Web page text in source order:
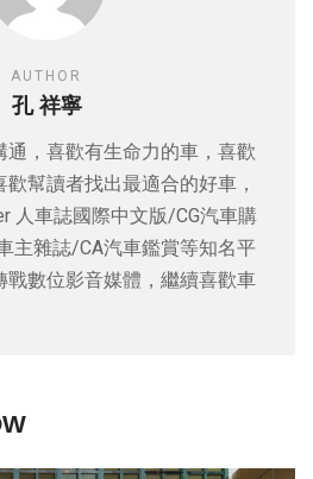
AUTHOR
孔 祥寧
通，喜歡有生命力的車，喜歡
幫讀者找出最適合的好車，
人車誌國際中文版/CG汽車購
主雜誌/CA汽車鑑賞等知名平
戰數位影音媒體，繼續喜歡車